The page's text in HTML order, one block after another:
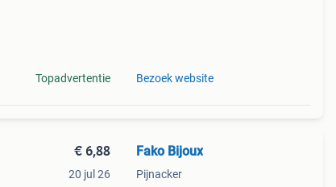
Topadvertentie Bezoek website
€ 6,88
20 jul 26
Fako Bijoux
Pijnacker